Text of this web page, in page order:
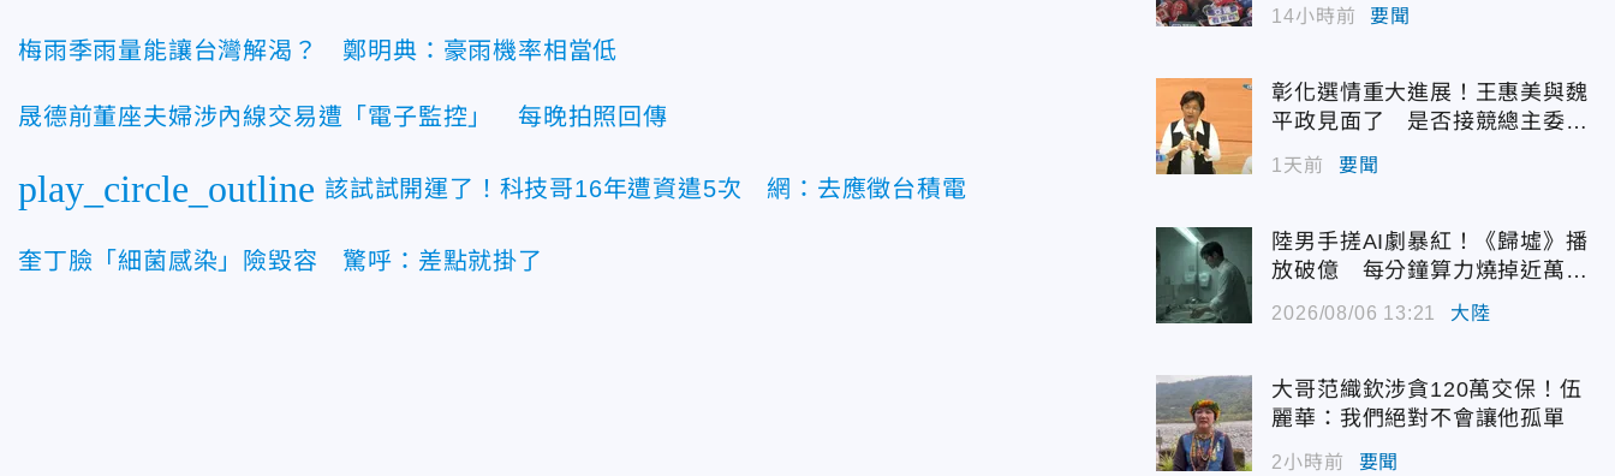
梅雨季雨量能讓台灣解渴？ 鄭明典：豪雨機率相當低
晟德前董座夫婦涉內線交易遭「電子監控」 每晚拍照回傳
play_circle_outline 該試試開運了！科技哥16年遭資遣5次 網：去應徵台積電
奎丁臉「細菌感染」險毀容 驚呼：差點就掛了
14小時前 要聞
彰化選情重大進展！王惠美與魏
平政見面了 是否接競總主委態
度曝光
1天前 要聞
陸男手搓AI劇暴紅！《歸墟》播
放破億 每分鐘算力燒掉近萬台
2026/08/06 13:21 大陸
大哥范織欽涉貪120萬交保！伍
麗華：我們絕對不會讓他孤單
2小時前 要聞